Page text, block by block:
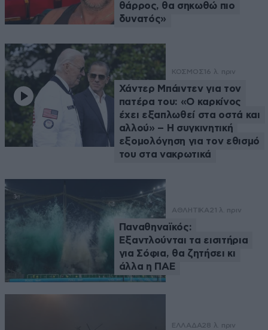
θάρρος, θα σηκωθώ πιο
δυνατός»
ΚΟΣΜΟΣ 16 λ. πριν
Χάντερ Μπάιντεν για τον
πατέρα του: «Ο καρκίνος
έχει εξαπλωθεί στα οστά και
αλλού» – Η συγκινητική
εξομολόγηση για τον εθισμό
του στα νακρωτικά
ΑΘΛΗΤΙΚΑ21 λ. πριν
Παναθηναϊκός:
Εξαντλούνται τα εισιτήρια
για Σόφια, θα ζητήσει κι
άλλα η ΠΑΕ
ΕΛΛΑΔΑ28 λ. πριν